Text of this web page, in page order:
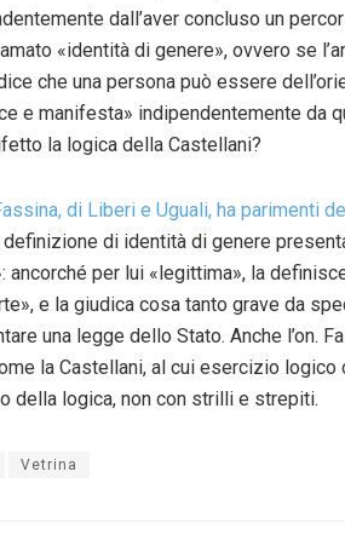
dall’aver concluso un
«identità di genere», ovvero se
che una persona può essere
e manifesta» indipendentemente da
la logica della Castellani?
di Liberi e Uguali, ha parimenti
di identità di genere
ancorché per lui «legittima», la
e la giudica cosa tanto grave da
una legge dello Stato. Anche l’on.
la Castellani, al cui esercizio logico
della logica, non con strilli e strepiti.
Vetrina